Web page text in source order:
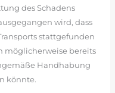
des Schadens
wird, dass
stattgefunden
möglicherweise bereits
Handhabung
könnte.